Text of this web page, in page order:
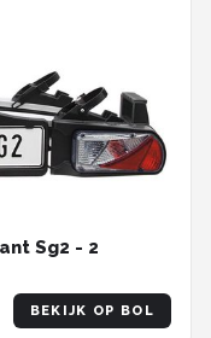
Sg2 - 2
BEKIJK OP BOL